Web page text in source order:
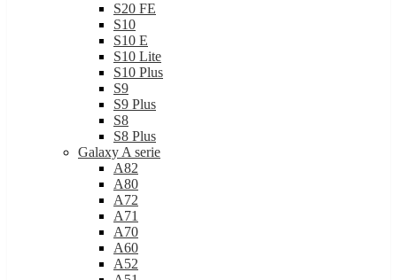
S10
S10 E
S10 Lite
S10 Plus
S9
S9 Plus
S8
S8 Plus
Galaxy A serie
A82
A80
A72
A71
A70
A60
A52
A51